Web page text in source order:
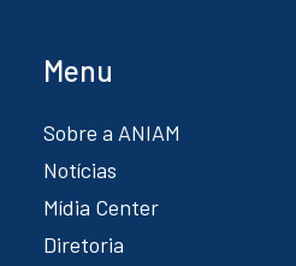
Menu
Sobre a ANIAM
Notícias
Mídia Center
Diretoria